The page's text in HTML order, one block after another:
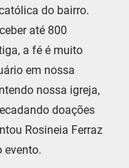
do bairro.
até 800
a fé é muito
em nossa
nossa igreja,
doações
Rosineia Ferraz
evento.